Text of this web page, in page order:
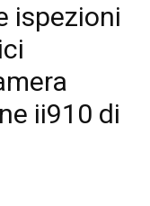
ispezioni
ii910 di